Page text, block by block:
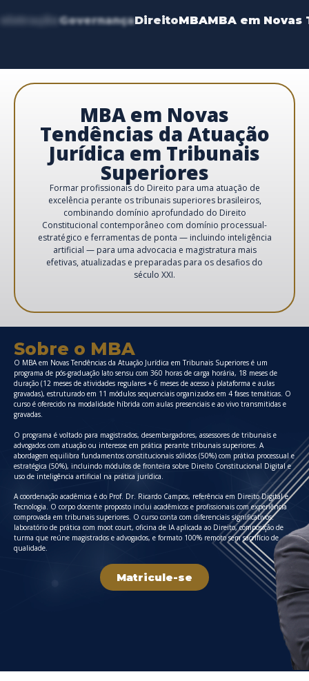
GovernançaDireitoMBAMBA em
MBA em Novas
Tendências da Atuação
Jurídica em Tribunais
Superiores
Formar profissionais do Direito para uma atuação de
excelência perante os tribunais superiores brasileiros,
combinando domínio aprofundado do Direito
Constitucional contemporâneo com domínio processual-
estratégico e ferramentas de ponta — incluindo inteligência
artificial — para uma advocacia e magistratura mais
efetivas, atualizadas e preparadas para os desafios do
século XXI.
Sobre o MBA
O MBA em Novas Tendências da Atuação Jurídica em Tribunais Superiores é um
programa de pós-graduação lato sensu com 360 horas de carga horária, 18 meses de
duração (12 meses de atividades regulares + 6 meses de acesso à plataforma e aulas
gravadas), estruturado em 11 módulos sequenciais organizados em 4 fases temáticas. O
curso é oferecido na modalidade híbrida com aulas presenciais e ao vivo transmitidas e
gravadas.
O programa é voltado para magistrados, desembargadores, assessores de tribunais e
advogados com atuação ou interesse em prática perante tribunais superiores. A
abordagem equilibra fundamentos constitucionais sólidos (50%) com prática processual e
estratégica (50%), incluindo módulos de fronteira sobre Direito Constitucional Digital e
uso de inteligência artificial na prática jurídica.
A coordenação acadêmica é do Prof. Dr. Ricardo Campos, referência em Direito Digital e
Tecnologia. O corpo docente proposto inclui acadêmicos e profissionais com experiência
comprovada em tribunais superiores. O curso conta com diferenciais significativos:
laboratório de prática com moot court, oficina de IA aplicada ao Direito, composição de
turma que reúne magistrados e advogados, e formato 100% remoto sem sacrifício de
qualidade.
Matricule-se